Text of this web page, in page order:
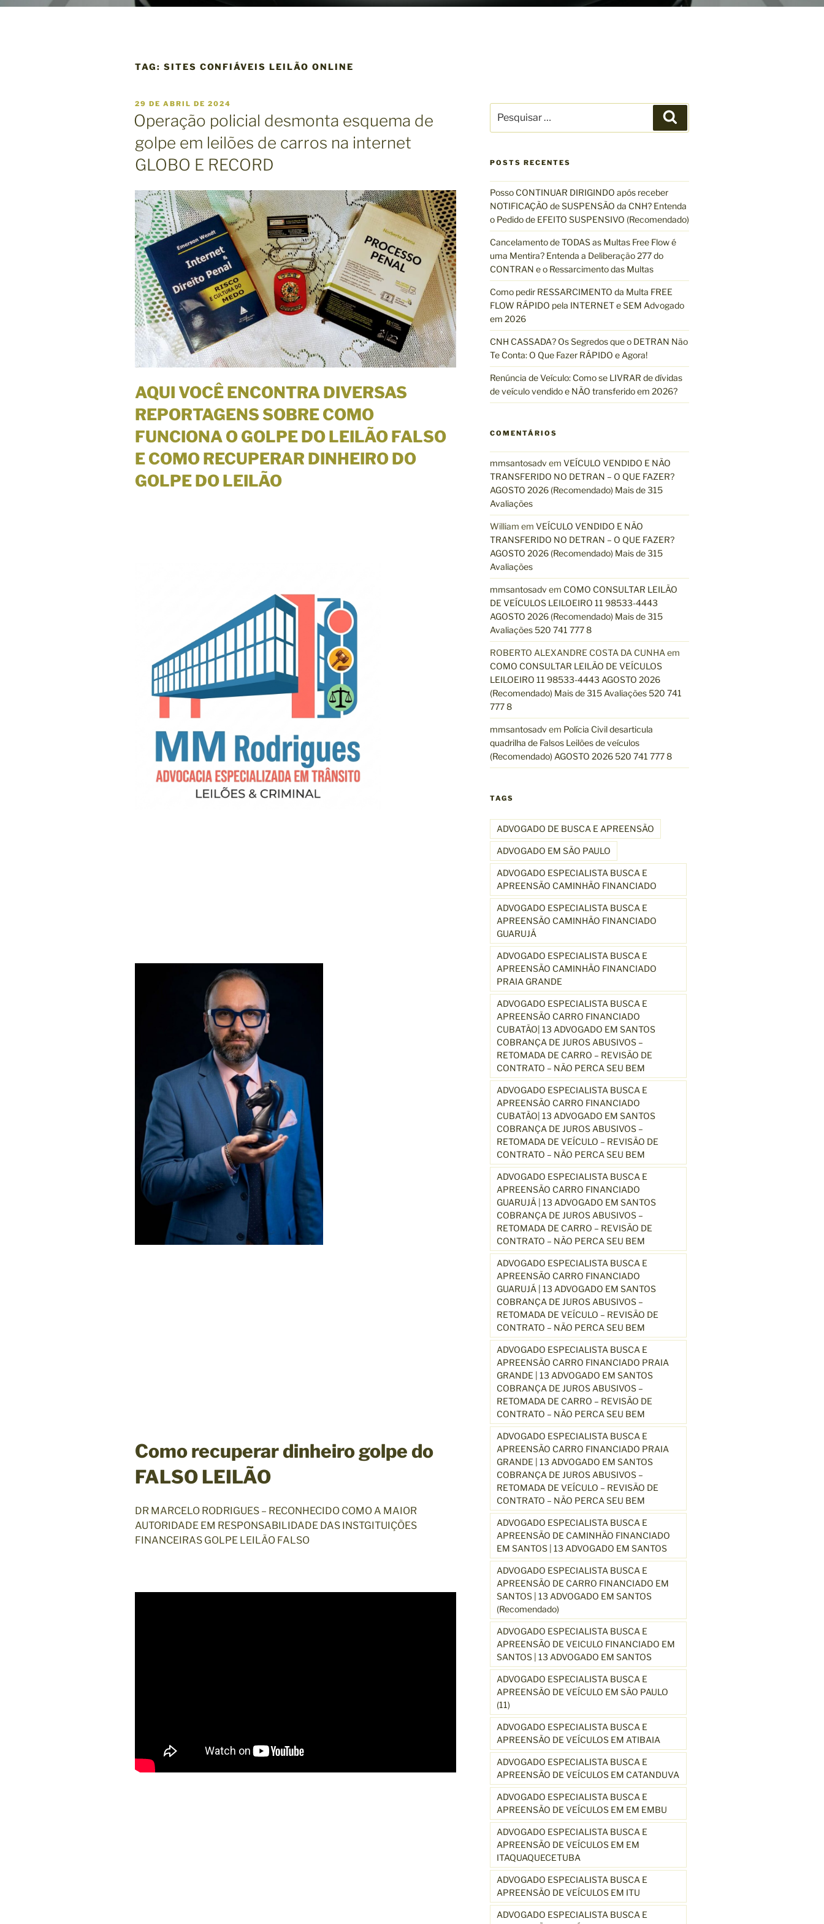
TAG: SITES CONFIÁVEIS LEILÃO ONLINE
P
U
B
I
C
A
D
E
M
29 DE ABRIL DE 2024
Operação policial desmonta esquema de
golpe em leilões de carros na internet
GLOBO E RECORD
AQUI VOCÊ ENCONTRA DIVERSAS
REPORTAGENS SOBRE COMO
FUNCIONA O GOLPE DO LEILÃO FALSO
E COMO RECUPERAR DINHEIRO DO
GOLPE DO LEILÃO
Como recuperar dinheiro golpe do
FALSO LEILÃO
DR MARCELO RODRIGUES – RECONHECIDO COMO A MAIOR
AUTORIDADE EM RESPONSABILIDADE DAS INSTGITUIÇÕES
FINANCEIRAS GOLPE LEILÃO FALSO
s
u
s
a
r
p
o
r
:
e
s
a
r
POSTS RECENTES
Posso CONTINUAR DIRIGINDO após receber
NOTIFICAÇÃO de SUSPENSÃO da CNH? Entenda
o Pedido de EFEITO SUSPENSIVO (Recomendado)
Cancelamento de TODAS as Multas Free Flow é
uma Mentira? Entenda a Deliberação 277 do
CONTRAN e o Ressarcimento das Multas
Como pedir RESSARCIMENTO da Multa FREE
FLOW RÁPIDO pela INTERNET e SEM Advogado
em 2026
CNH CASSADA? Os Segredos que o DETRAN Não
Te Conta: O Que Fazer RÁPIDO e Agora!
Renúncia de Veículo: Como se LIVRAR de dívidas
de veículo vendido e NÃO transferido em 2026?
COMENTÁRIOS
mmsantosadv em VEÍCULO VENDIDO E NÃO
TRANSFERIDO NO DETRAN – O QUE FAZER?
AGOSTO 2026 (Recomendado) Mais de 315
Avaliações
William em VEÍCULO VENDIDO E NÃO
TRANSFERIDO NO DETRAN – O QUE FAZER?
AGOSTO 2026 (Recomendado) Mais de 315
Avaliações
mmsantosadv em COMO CONSULTAR LEILÃO
DE VEÍCULOS LEILOEIRO 11 98533-4443
AGOSTO 2026 (Recomendado) Mais de 315
Avaliações 520 741 777 8
ROBERTO ALEXANDRE COSTA DA CUNHA em
COMO CONSULTAR LEILÃO DE VEÍCULOS
LEILOEIRO 11 98533-4443 AGOSTO 2026
(Recomendado) Mais de 315 Avaliações 520 741
777 8
mmsantosadv em Polícia Civil desarticula
quadrilha de Falsos Leilões de veículos
(Recomendado) AGOSTO 2026 520 741 777 8
TAGS
ADVOGADO DE BUSCA E APREENSÃO
ADVOGADO EM SÃO PAULO
ADVOGADO ESPECIALISTA BUSCA E
APREENSÃO CAMINHÃO FINANCIADO
ADVOGADO ESPECIALISTA BUSCA E
APREENSÃO CAMINHÃO FINANCIADO
GUARUJÁ
ADVOGADO ESPECIALISTA BUSCA E
APREENSÃO CAMINHÃO FINANCIADO
PRAIA GRANDE
ADVOGADO ESPECIALISTA BUSCA E
APREENSÃO CARRO FINANCIADO
CUBATÃO| 13 ADVOGADO EM SANTOS
COBRANÇA DE JUROS ABUSIVOS –
RETOMADA DE CARRO – REVISÃO DE
CONTRATO – NÃO PERCA SEU BEM
ADVOGADO ESPECIALISTA BUSCA E
APREENSÃO CARRO FINANCIADO
CUBATÃO| 13 ADVOGADO EM SANTOS
COBRANÇA DE JUROS ABUSIVOS –
RETOMADA DE VEÍCULO – REVISÃO DE
CONTRATO – NÃO PERCA SEU BEM
ADVOGADO ESPECIALISTA BUSCA E
APREENSÃO CARRO FINANCIADO
GUARUJÁ | 13 ADVOGADO EM SANTOS
COBRANÇA DE JUROS ABUSIVOS –
RETOMADA DE CARRO – REVISÃO DE
CONTRATO – NÃO PERCA SEU BEM
ADVOGADO ESPECIALISTA BUSCA E
APREENSÃO CARRO FINANCIADO
GUARUJÁ | 13 ADVOGADO EM SANTOS
COBRANÇA DE JUROS ABUSIVOS –
RETOMADA DE VEÍCULO – REVISÃO DE
CONTRATO – NÃO PERCA SEU BEM
ADVOGADO ESPECIALISTA BUSCA E
APREENSÃO CARRO FINANCIADO PRAIA
GRANDE | 13 ADVOGADO EM SANTOS
COBRANÇA DE JUROS ABUSIVOS –
RETOMADA DE CARRO – REVISÃO DE
CONTRATO – NÃO PERCA SEU BEM
ADVOGADO ESPECIALISTA BUSCA E
APREENSÃO CARRO FINANCIADO PRAIA
GRANDE | 13 ADVOGADO EM SANTOS
COBRANÇA DE JUROS ABUSIVOS –
RETOMADA DE VEÍCULO – REVISÃO DE
CONTRATO – NÃO PERCA SEU BEM
ADVOGADO ESPECIALISTA BUSCA E
APREENSÃO DE CAMINHÃO FINANCIADO
EM SANTOS | 13 ADVOGADO EM SANTOS
ADVOGADO ESPECIALISTA BUSCA E
APREENSÃO DE CARRO FINANCIADO EM
SANTOS | 13 ADVOGADO EM SANTOS
(Recomendado)
ADVOGADO ESPECIALISTA BUSCA E
APREENSÃO DE VEICULO FINANCIADO EM
SANTOS | 13 ADVOGADO EM SANTOS
ADVOGADO ESPECIALISTA BUSCA E
APREENSÃO DE VEÍCULO EM SÃO PAULO
(11)
ADVOGADO ESPECIALISTA BUSCA E
APREENSÃO DE VEÍCULOS EM ATIBAIA
ADVOGADO ESPECIALISTA BUSCA E
APREENSÃO DE VEÍCULOS EM CATANDUVA
ADVOGADO ESPECIALISTA BUSCA E
APREENSÃO DE VEÍCULOS EM EM EMBU
ADVOGADO ESPECIALISTA BUSCA E
APREENSÃO DE VEÍCULOS EM EM
ITAQUAQUECETUBA
ADVOGADO ESPECIALISTA BUSCA E
APREENSÃO DE VEÍCULOS EM ITU
ADVOGADO ESPECIALISTA BUSCA E